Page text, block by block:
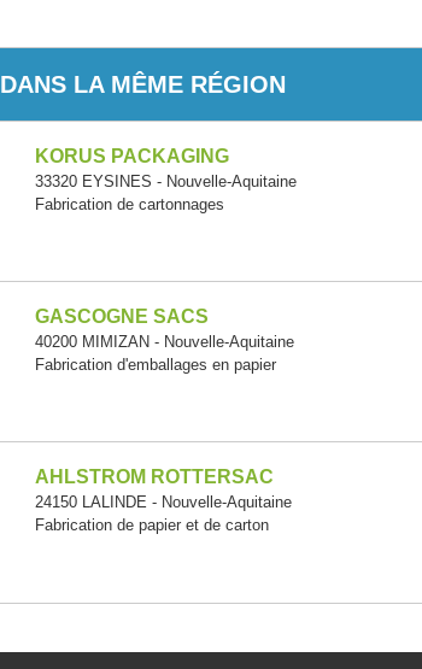
DANS LA MÊME RÉGION
KORUS PACKAGING
33320 EYSINES - Nouvelle-Aquitaine
Fabrication de cartonnages
GASCOGNE SACS
40200 MIMIZAN - Nouvelle-Aquitaine
Fabrication d'emballages en papier
AHLSTROM ROTTERSAC
24150 LALINDE - Nouvelle-Aquitaine
Fabrication de papier et de carton